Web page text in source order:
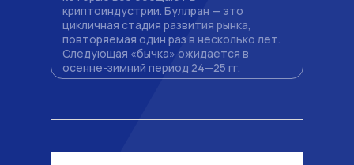
криптоиндустрии. Буллран — это
цикличная стадия развития рынка,
повторяемая один раз в несколько лет.
Следующая «бычка» ожидается в
осенне-зимний период 24—25 гг.